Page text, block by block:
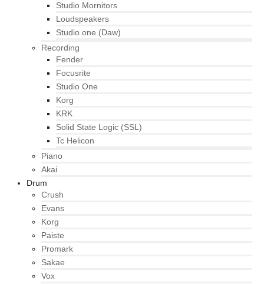
Studio Mornitors
Loudspeakers
Studio one (Daw)
Recording
Fender
Focusrite
Studio One
Korg
KRK
Solid State Logic (SSL)
Tc Helicon
Piano
Akai
Drum
Crush
Evans
Korg
Paiste
Promark
Sakae
Vox